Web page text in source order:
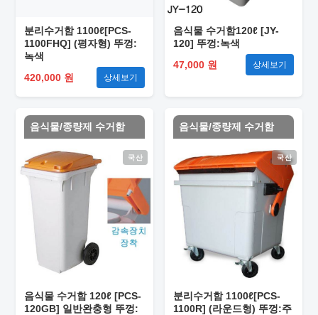
분리수거함 1100ℓ[PCS-
1100FHQ] (평자형) 뚜껑:
녹색
420,000 원
상세보기
음식물 수거함120ℓ [JY-
120] 뚜껑:녹색
47,000 원
상세보기
음식물/종량제 수거함
국산
음식물 수거함 120ℓ [PCS-
120GB] 일반완충형 뚜껑:
음식물/종량제 수거함
국산
분리수거함 1100ℓ[PCS-
1100R] (라운드형) 뚜껑:주